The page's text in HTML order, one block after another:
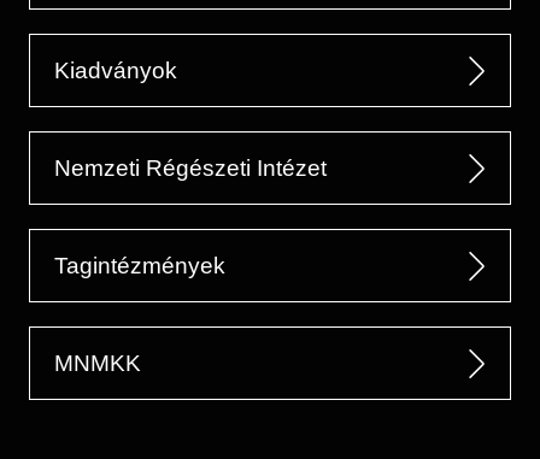
Kiadványok
Nemzeti Régészeti Intézet
Tagintézmények
MNMKK